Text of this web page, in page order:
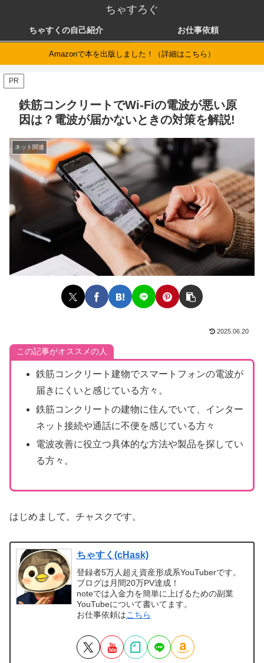
ちゃすろぐ
ちゃすくの自己紹介 お仕事依頼
Amazonで本を出版しました！（詳細はこちら）
PR
鉄筋コンクリートでWi-Fiの電波が悪い原
因は？電波が届かないときの対策を解説!
ネット関連
2025.06.20
この記事がオススメの人
鉄筋コンクリート建物でスマートフォンの電波が
届きにくいと感じている方々。
鉄筋コンクリートの建物に住んでいて、インター
ネット接続や通話に不便を感じている方々
電波改善に役立つ具体的な方法や製品を探してい
る方々。
はじめまして。チャスクです。
ちゃすく(cHask)
登録者5万人超え資産形成系YouTuberです。
ブログは月間20万PV達成！
noteでは入金力を簡単に上げるための副業
YouTubeについて書いてます。
お仕事依頼はこちら